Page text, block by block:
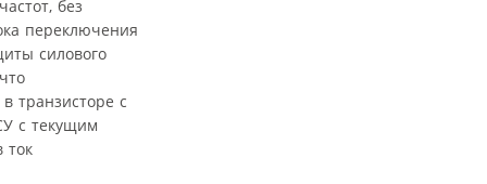
без
переключения
силового
транзисторе с
с текущим
ток